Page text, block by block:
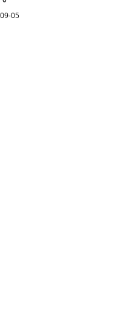
05